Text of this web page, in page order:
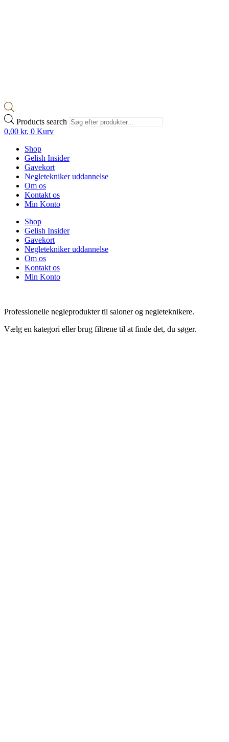
Products search
0,00 kr. 0 Kurv
Shop
Gelish Insider
Gavekort
Negletekniker uddannelse
Om os
Kontakt os
Min Konto
Shop
Gelish Insider
Gavekort
Negletekniker uddannelse
Om os
Kontakt os
Min Konto
Professionelle negleprodukter til saloner og negleteknikere.
Vælg en kategori eller brug filtrene til at finde det, du søger.